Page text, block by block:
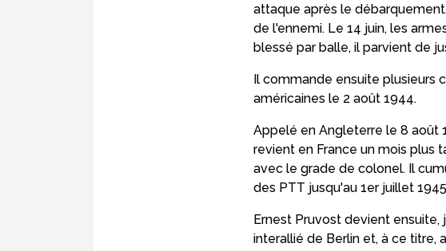
attaque après le
de l'ennemi. Le 14 juin, les
blessé par balle, il parvient de
Il commande ensuite plusieurs
américaines le 2 août 1944.
Appelé en Angleterre le 8 août
revient en France un mois plus
avec le grade de colonel. Il
des PTT jusqu'au 1er juillet
Ernest Pruvost devient
interallié de Berlin et, à ce titre,